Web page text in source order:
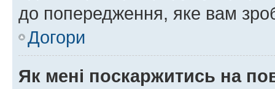
до попередження, яке вам
Догори
Як мені поскаржитись на